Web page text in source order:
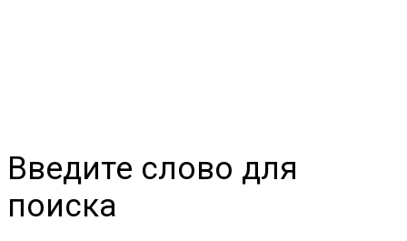
Введите слово для
поиска